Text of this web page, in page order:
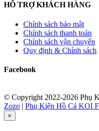
HỖ TRỢ KHÁCH HÀNG
Chính sách bảo mật
Chính sách thanh toán
Chính sách vận chuyển
Quy định & Chính sách
Facebook
© Copyright 2022-2026 Phụ
Zozo | Phụ Kiện Hồ Cá KOI
×